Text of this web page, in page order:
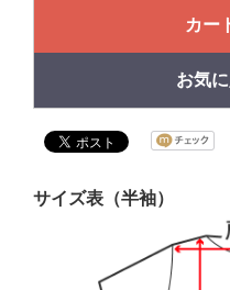
カー
お気
サイズ表（半袖）